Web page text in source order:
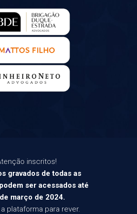
inscritos!
gravados de todas as
ser acessados até
março de 2024.
plataforma para rever.